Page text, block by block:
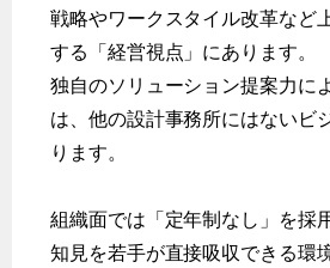
戦略やワークスタイル改革など
する「経営視点」にあります。
独自のソリューション提案力に
は、他の設計事務所にはないビ
ります。
組織面では「定年制なし」を採
知見を若手が直接吸収できる環